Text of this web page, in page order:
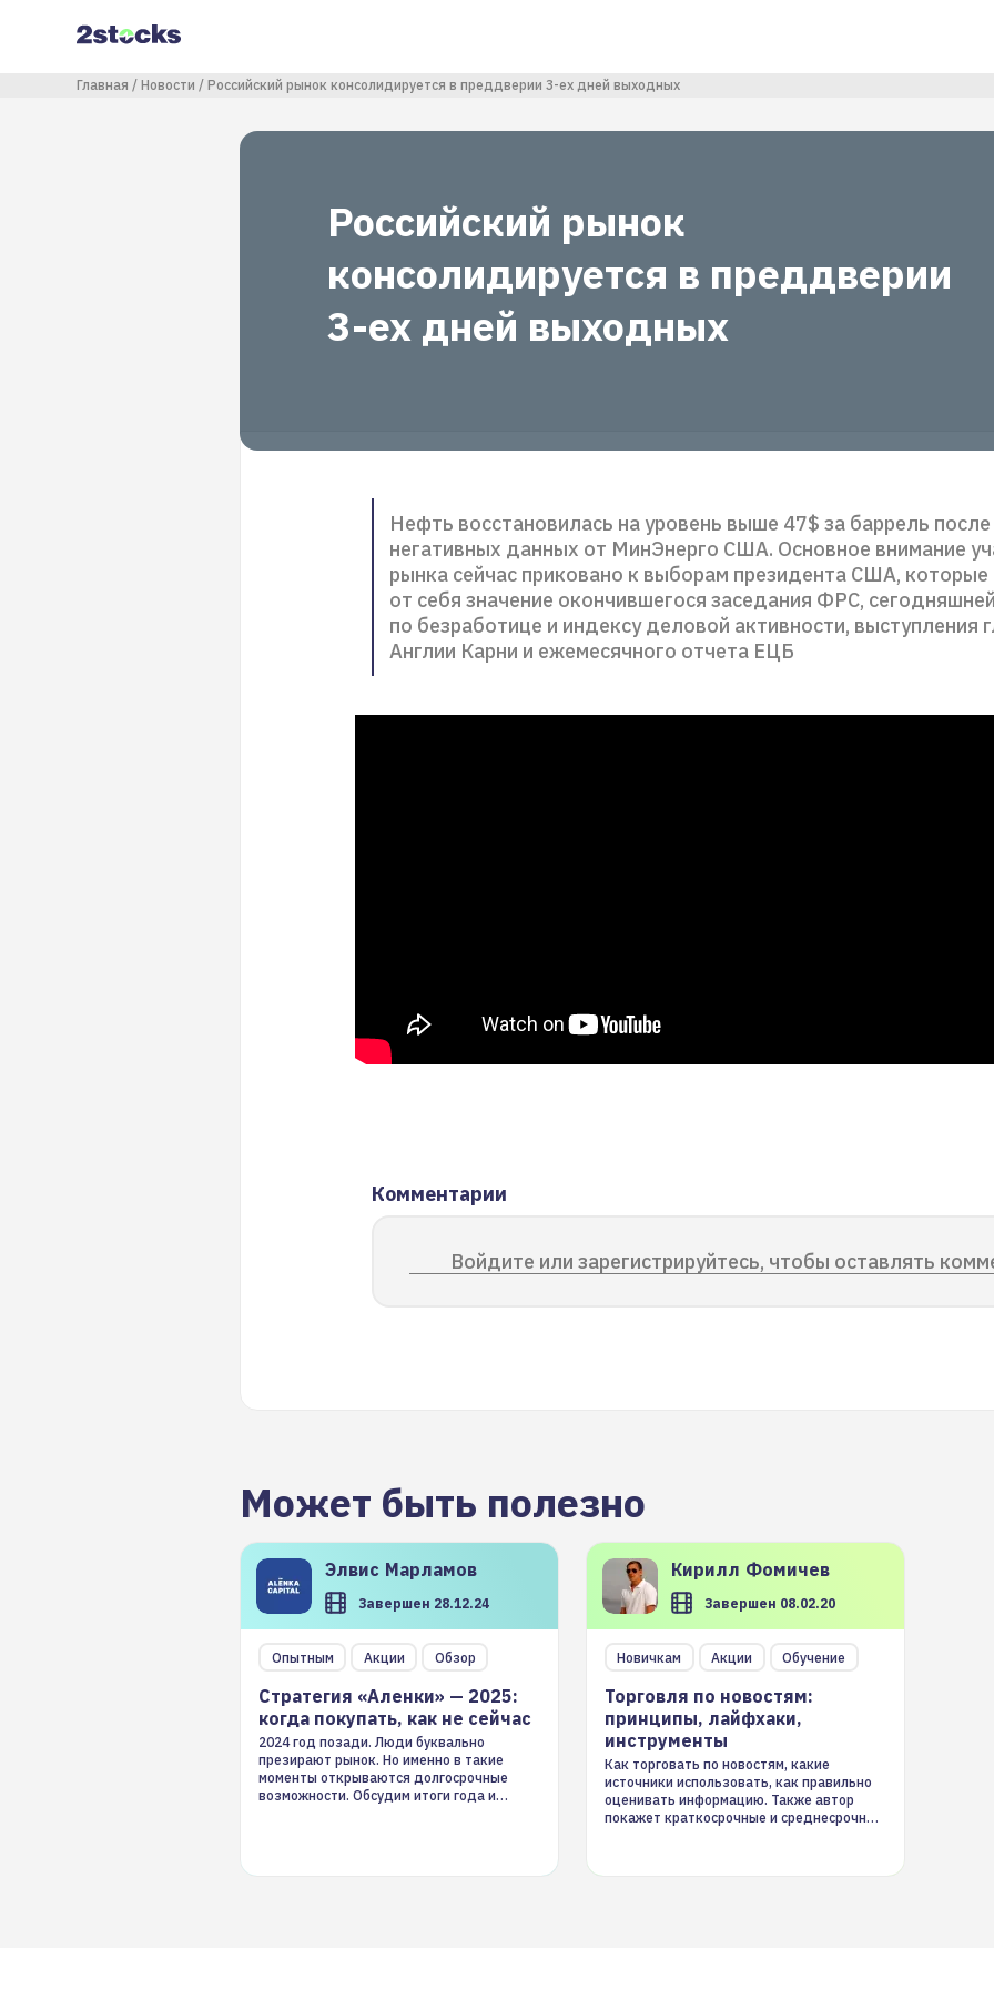
содержанию
Строка навигации
Главная Новости Российский рынок консолидируется в преддверии 3-ех дней выходных
Российский рынок
консолидируется в преддверии
3-ех дней выходных
Нефть восстановилась на уровень выше 47$ за баррель
негативных данных от МинЭнерго США. Основное внимание
рынка сейчас приковано к выборам президента США,
от себя значение окончившегося заседания ФРС,
по безработице и индексу деловой активности, выступления
Англии Карни и ежемесячного отчета ЕЦБ
Комментарии
Войдите или зарегистрируйтесь, чтобы оставлять
Может быть полезно
Элвис Марламов
Завершен 28.12.24
Опытным Акции Обзор
Стратегия «Аленки» — 2025:
когда покупать, как не сейчас
2024 год позади. Люди буквально
презирают рынок. Но именно в такие
моменты открываются долгосрочные
возможности. Обсудим итоги года и
Кирилл Фомичев
Завершен 08.02.20
Новичкам Акции Обучение
Торговля по новостям:
принципы, лайфхаки,
инструменты
Как торговать по новостям, какие
источники использовать, как правильно
оценивать информацию. Также автор
покажет краткосрочные и среднесрочные